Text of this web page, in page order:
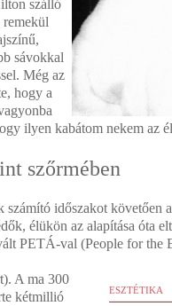
szálló
sávokkal
Még az
hogy a
ilyen kabátom nekem az
szőrmében
számító időszakot követően
élükön az alapítása óta
PETÁ-val (People for the
ESZTÉTIKA
A ma 300
kétmillió